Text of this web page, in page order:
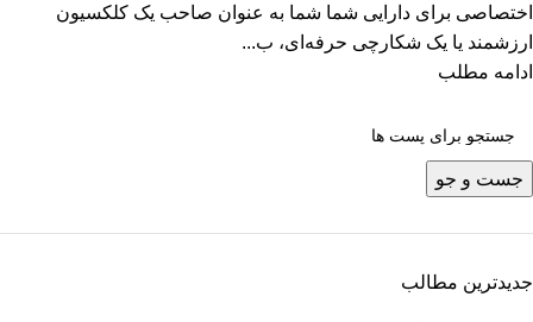
اختصاصی برای دارایی شما شما به عنوان صاحب یک کلکسیون
ارزشمند یا یک شکارچی حرفه‌ای، ب...
ادامه مطلب
جست و جو
جدیدترین مطالب